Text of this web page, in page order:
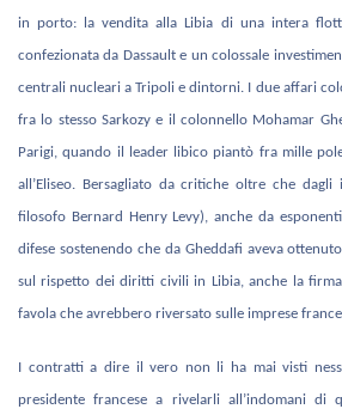
in porto: la vendita alla Libia di una intera
confezionata da Dassault e un colossale
centrali nucleari a Tripoli e dintorni. I due affari
fra lo stesso Sarkozy e il colonnello Mohamar
Parigi, quando il leader libico piantò fra mille
all’Eliseo. Bersagliato da critiche oltre che
filosofo Bernard Henry Levy), anche da
difese sostenendo che da Gheddafi aveva
sul rispetto dei diritti civili in Libia, anche la
favola che avrebbero riversato sulle imprese
I contratti a dire il vero non li ha mai visti
presidente francese a rivelarli all’indomani di